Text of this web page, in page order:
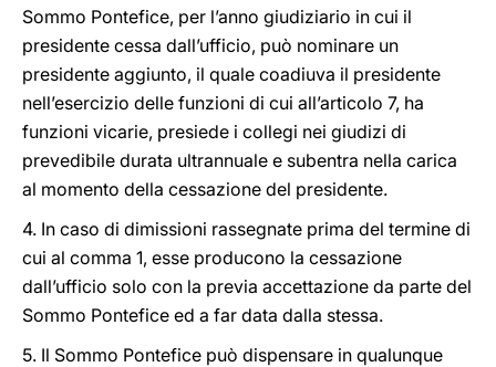
Sommo Pontefice, per l’anno giudiziario in cui il
presidente cessa dall’ufficio, può nominare un
presidente aggiunto, il quale coadiuva il presidente
nell’esercizio delle funzioni di cui all’articolo 7, ha
funzioni vicarie, presiede i collegi nei giudizi di
prevedibile durata ultrannuale e subentra nella carica
al momento della cessazione del presidente.
4. In caso di dimissioni rassegnate prima del termine di
cui al comma 1, esse producono la cessazione
dall’ufficio solo con la previa accettazione da parte del
Sommo Pontefice ed a far data dalla stessa.
5. Il Sommo Pontefice può dispensare in qualunque